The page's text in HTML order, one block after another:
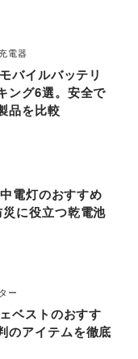
電器
バイルバッテリ
ング6選。安全で
品を比較
電灯のおすすめ
に役立つ乾電池
ー
ベストのおすす
のアイテムを徹底